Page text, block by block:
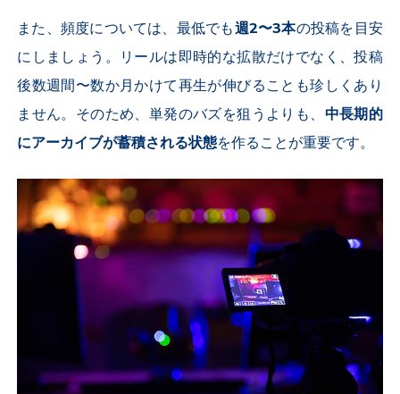
また、頻度については、最低でも週2〜3本の投稿を目安
にしましょう。リールは即時的な拡散だけでなく、投稿
後数週間〜数か月かけて再生が伸びることも珍しくあり
ません。そのため、単発のバズを狙うよりも、 中長期的
にアーカイブが蓄積される状態を作ることが重要です。